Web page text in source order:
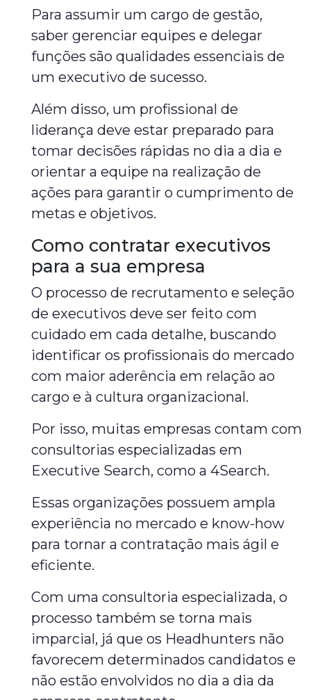
Para assumir um cargo de gestão,
saber gerenciar equipes e delegar
funções são qualidades essenciais de
um executivo de sucesso.
Além disso, um profissional de
liderança deve estar preparado para
tomar decisões rápidas no dia a dia e
orientar a equipe na realização de
ações para garantir o cumprimento de
metas e objetivos.
Como contratar executivos
para a sua empresa
O processo de recrutamento e seleção
de executivos deve ser feito com
cuidado em cada detalhe, buscando
identificar os profissionais do mercado
com maior aderência em relação ao
cargo e à cultura organizacional.
Por isso, muitas empresas contam com
consultorias especializadas em
Executive Search, como a 4Search.
Essas organizações possuem ampla
experiência no mercado e know-how
para tornar a contratação mais ágil e
eficiente.
Com uma consultoria especializada, o
processo também se torna mais
imparcial, já que os Headhunters não
favorecem determinados candidatos e
não estão envolvidos no dia a dia da